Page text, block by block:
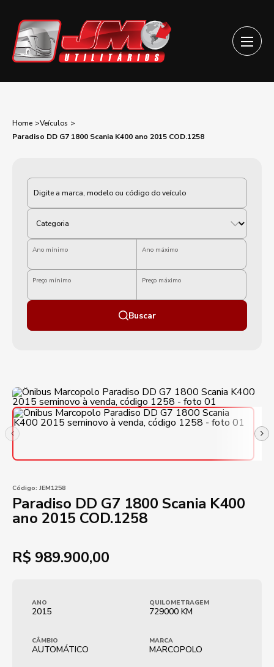
Home
Veículos
Paradiso DD G7 1800 Scania K400 ano 2015 COD.1258
Categoria
Ano mínimo Ano máximo
Preço mínimo Preço máximo
Buscar
Código: JEM1258
Paradiso DD G7 1800 Scania K400
ano 2015 COD.1258
R$ 989.900,00
ANO
2015
QUILOMETRAGEM
729000 KM
CÂMBIO
AUTOMÁTICO
MARCA
MARCOPOLO